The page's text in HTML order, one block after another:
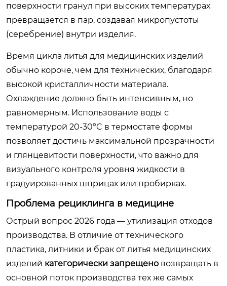
поверхности гранул при высоких температурах
превращается в пар, создавая микропустоты
(серебрение) внутри изделия.
Время цикла литья для медицинских изделий
обычно короче, чем для технических, благодаря
высокой кристалличности материала.
Охлаждение должно быть интенсивным, но
равномерным. Использование воды с
температурой 20-30°C в термостате формы
позволяет достичь максимальной прозрачности
и глянцевитости поверхности, что важно для
визуального контроля уровня жидкости в
градуированных шприцах или пробирках.
Проблема рециклинга в медицине
Острый вопрос 2026 года — утилизация отходов
производства. В отличие от технического
пластика, литники и брак от литья медицинских
изделий категорически запрещено возвращать в
основной поток производства тех же самых